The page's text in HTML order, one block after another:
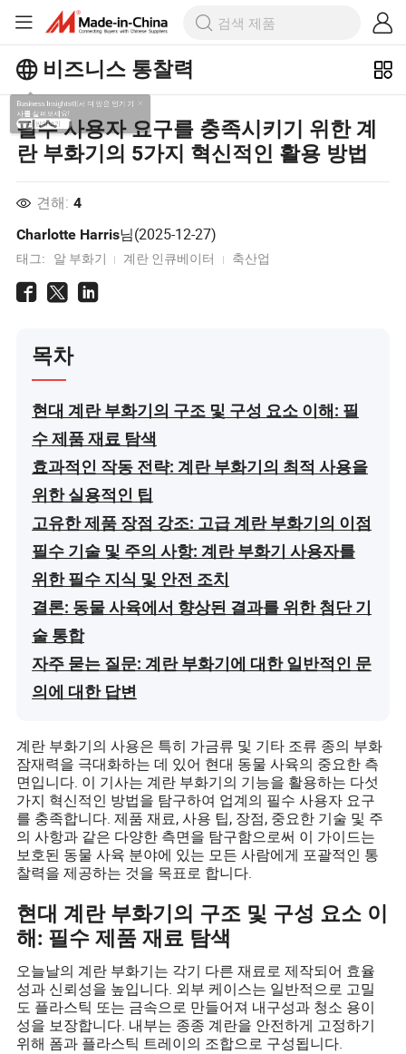
비즈니스 통찰력
Business Insights에서 더 많은 인기 기
사를 살펴보세요!
더 많이보기
필수 사용자 요구를 충족시키기 위한 계
란 부화기의 5가지 혁신적인 활용 방법
견해: 4
Charlotte Harris님(2025-12-27)
태그: 알 부화기 계란 인큐베이터 축산업
목차
현대 계란 부화기의 구조 및 구성 요소 이해: 필
수 제품 재료 탐색
효과적인 작동 전략: 계란 부화기의 최적 사용을
위한 실용적인 팁
고유한 제품 장점 강조: 고급 계란 부화기의 이점
필수 기술 및 주의 사항: 계란 부화기 사용자를
위한 필수 지식 및 안전 조치
결론: 동물 사육에서 향상된 결과를 위한 첨단 기
술 통합
자주 묻는 질문: 계란 부화기에 대한 일반적인 문
의에 대한 답변
계란 부화기의 사용은 특히 가금류 및 기타 조류 종의 부화
잠재력을 극대화하는 데 있어 현대 동물 사육의 중요한 측
면입니다. 이 기사는 계란 부화기의 기능을 활용하는 다섯
가지 혁신적인 방법을 탐구하여 업계의 필수 사용자 요구
를 충족합니다. 제품 재료, 사용 팁, 장점, 중요한 기술 및 주
의 사항과 같은 다양한 측면을 탐구함으로써 이 가이드는
보호된 동물 사육 분야에 있는 모든 사람에게 포괄적인 통
찰력을 제공하는 것을 목표로 합니다.
현대 계란 부화기의 구조 및 구성 요소 이
해: 필수 제품 재료 탐색
오늘날의 계란 부화기는 각기 다른 재료로 제작되어 효율
성과 신뢰성을 높입니다. 외부 케이스는 일반적으로 고밀
도 플라스틱 또는 금속으로 만들어져 내구성과 청소 용이
성을 보장합니다. 내부는 종종 계란을 안전하게 고정하기
위해 폼과 플라스틱 트레이의 조합으로 구성됩니다.